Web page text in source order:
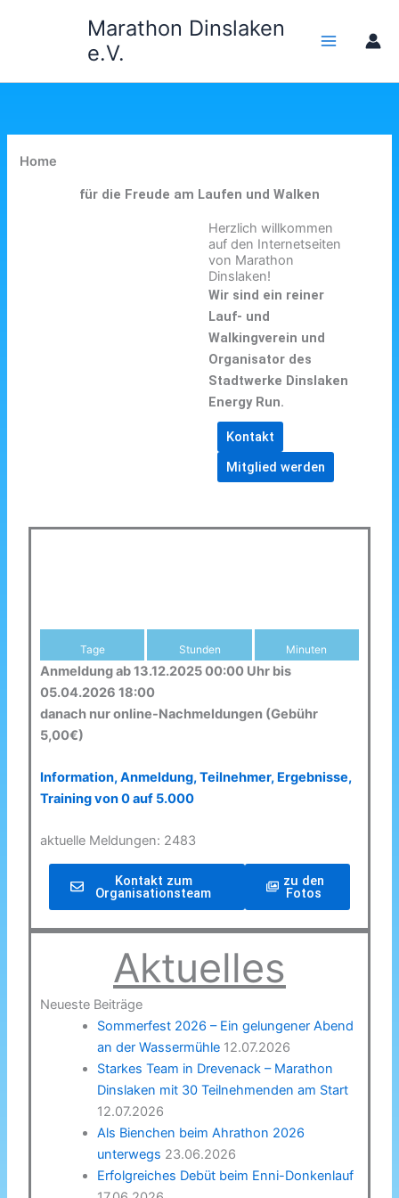
Marathon Dinslaken
e.V.
Home
für die Freude am Laufen und Walken
Herzlich willkommen
auf den Internetseiten
von Marathon
Dinslaken!
Wir sind ein reiner
Lauf- und
Walkingverein und
Organisator des
Stadtwerke Dinslaken
Energy Run.
Kontakt
Mitglied werden
Tage Stunden Minuten
Anmeldung ab 13.12.2025 00:00 Uhr bis
05.04.2026 18:00
danach nur online-Nachmeldungen (Gebühr
5,00€)
Information, Anmeldung, Teilnehmer, Ergebnisse,
Training von 0 auf 5.000
aktuelle Meldungen: 2483
Kontakt zum
Organisationsteam
zu den
Fotos
Aktuelles
Neueste Beiträge
Sommerfest 2026 – Ein gelungener Abend
an der Wassermühle 12.07.2026
Starkes Team in Drevenack – Marathon
Dinslaken mit 30 Teilnehmenden am Start
12.07.2026
Als Bienchen beim Ahrathon 2026
unterwegs 23.06.2026
Erfolgreiches Debüt beim Enni-Donkenlauf